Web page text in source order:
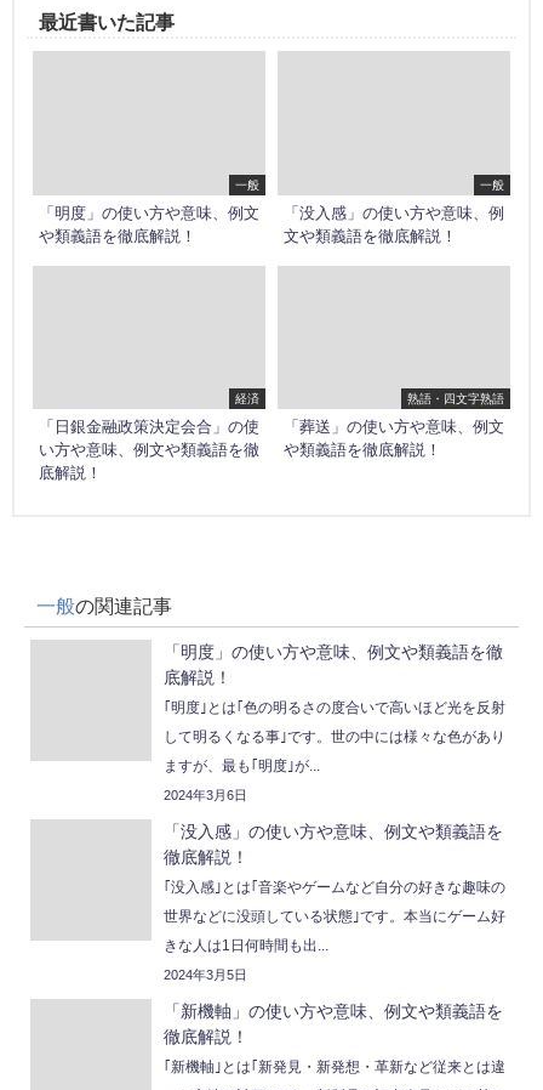
最近書いた記事
一般
「明度」の使い方や意味、例文
や類義語を徹底解説！
一般
「没入感」の使い方や意味、例
文や類義語を徹底解説！
経済
「日銀金融政策決定会合」の使
い方や意味、例文や類義語を徹
底解説！
熟語・四文字熟語
「葬送」の使い方や意味、例文
や類義語を徹底解説！
一般の関連記事
「明度」の使い方や意味、例文や類義語を徹
底解説！
｢明度｣とは｢色の明るさの度合いで高いほど光を反射
して明るくなる事｣です。世の中には様々な色があり
ますが、最も｢明度｣が...
2024年3月6日
「没入感」の使い方や意味、例文や類義語を
徹底解説！
｢没入感｣とは｢音楽やゲームなど自分の好きな趣味の
世界などに没頭している状態｣です。本当にゲーム好
きな人は1日何時間も出...
2024年3月5日
「新機軸」の使い方や意味、例文や類義語を
徹底解説！
｢新機軸｣とは｢新発見・新発想・革新など従来とは違